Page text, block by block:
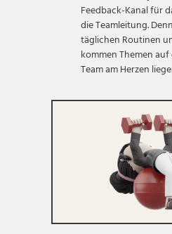
Feedback-Kanal für
die Teamleitung.
täglichen Routinen
kommen Themen
Team am Herzen